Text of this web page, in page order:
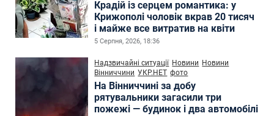
Крадій із серцем романтика: у
Крижополі чоловік вкрав 20 тисяч
і майже все витратив на квіти
5 Серпня, 2026, 18:36
Надзвичайні ситуації Новини Новини
Вінниччини УКР.НЕТ фото
На Вінниччині за добу
рятувальники загасили три
пожежі — будинок і два автомобілі